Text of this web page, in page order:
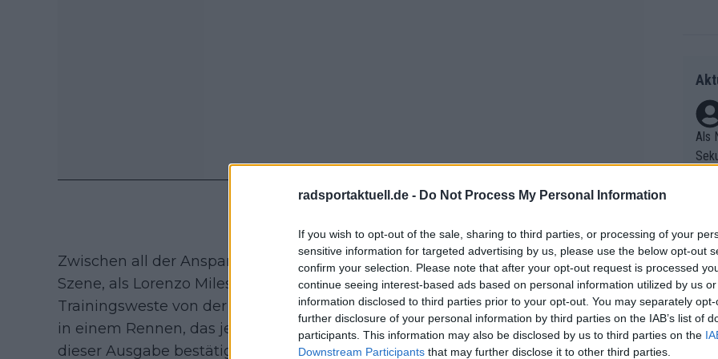
radsportaktuell.de - Do Not Process My Personal Information
If you wish to opt-out of the sale, sharing to third parties, or processing of your
sensitive information for targeted advertising by us, please use the below opt-out
confirm your selection. Please note that after your opt-out request is processed
continue seeing interest-based ads based on personal information utilized by us
information disclosed to third parties prior to your opt-out. You may separately
further disclosure of your personal information by third parties on the IAB’s list of
participants. This information may also be disclosed by us to third parties on the
Downstream Participants that may further disclose it to other third parties.
Zwischen all der Anspannung gab es auch Surreales, etwa die unvergessene
Szene, als Lorenzo Milesi beim Zeitfahren mit einer Movistar Team-
Trainingsweste von der Startrampe rollte. Eine absurde, aber ikonische Episode
in einem Rennen, das jenseits solcher Anekdoten die fünf prägenden Fahrer
dieser Ausgabe bestätigte.
Als
er
rifft
Die
as
ür
ss
as
et.